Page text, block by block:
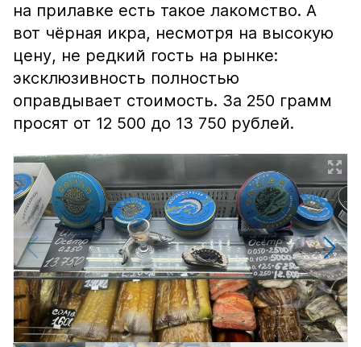
на прилавке есть такое лакомство. А
вот чёрная икра, несмотря на высокую
цену, не редкий гость на рынке:
эксклюзивность полностью
оправдывает стоимость. За 250 грамм
просят от 12 500 до 13 750 рублей.